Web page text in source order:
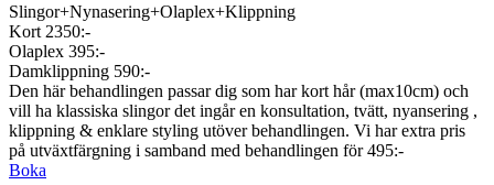
Slingor+Nynasering+Olaplex+Klippning
Kort 2350:-
Olaplex 395:-
Damklippning 590:-
Den här behandlingen passar dig som har kort hår (max10cm) och
vill ha klassiska slingor det ingår en konsultation, tvätt, nyansering ,
klippning & enklare styling utöver behandlingen. Vi har extra pris
på utväxtfärgning i samband med behandlingen för 495:-
Boka